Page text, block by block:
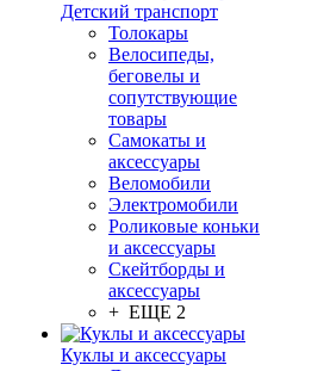
Детский транспорт
Толокары
Велосипеды,
беговелы и
сопутствующие
товары
Самокаты и
аксессуары
Веломобили
Электромобили
Роликовые коньки
и аксессуары
Скейтборды и
аксессуары
+ ЕЩЕ 2
Куклы и аксессуары